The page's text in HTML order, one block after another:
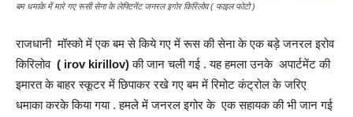
बम धमाके में मारे गए रूसी सेना के लेफ्टिनेंट जनरल इगोर किरिलोव ( फाइल फोटो )
राजधानी मॉस्को में एक बम से किये गए में रूस की सेना के एक बड़े जनरल इरोव
किरिलोव ( irov kirillov)की जान चली गई . यह हमला उनके अपार्टमेंट की
इमारत के बाहर स्कूटर में छिपाकर रखे गए बम में रिमोट कंट्रोल के जरिए
धमाका करके किया गया . हमले में जनरल इगोर के एक सहायक की भी जान गई